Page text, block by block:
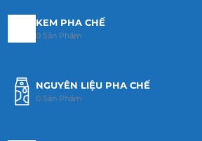
KEM PHA CHẾ
0 Sản Phẩm
NGUYÊN LIỆU PHA CHẾ
0 Sản Phẩm